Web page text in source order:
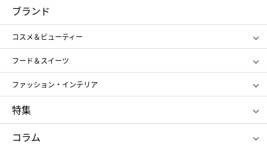
コスメ＆ビューティー
ギフト
レディース
メンズ
スポーツ・アウトドア
お中元
お歳暮
ブランド
コスメ＆ビューティー
SHISEIDO
ポール&ジョー ボーテ
ジルスチュアート
NARS
RMK
クリニーク
SK-Ⅱ
フード＆スイーツ
アンリ・シャルパンティエ
ゴディバ
新宿高野
たねや
ねんりん家
ファッション・インテリア
ポロ ラルフ ローレン
タケオ キクチ
ママ＆キッズ
シュタイフ
特集
お中元
コラム